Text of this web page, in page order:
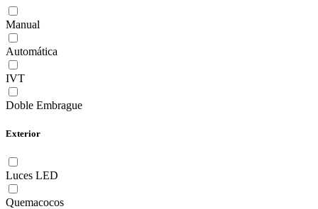
Manual
Automática
IVT
Doble Embrague
Exterior
Luces LED
Quemacocos